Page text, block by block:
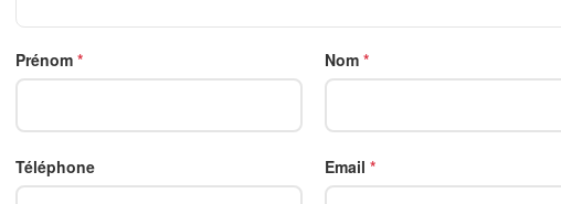
Prénom Nom
Téléphone Email